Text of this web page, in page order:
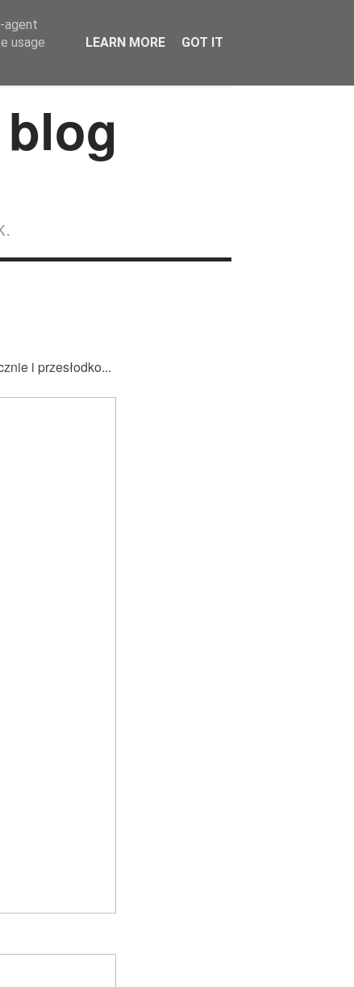
lalek
i przesłodko...
agent
usage
LEARN MORE GOT IT